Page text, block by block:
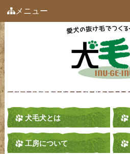
メニュー
犬毛犬とは
工房について